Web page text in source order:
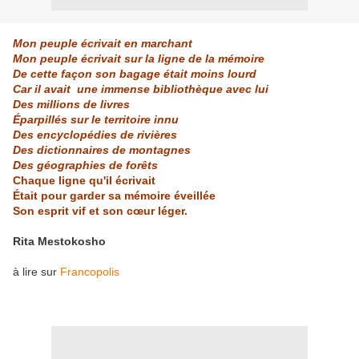
Mon peuple écrivait en marchant
Mon peuple écrivait sur la ligne de la mémoire
De cette façon son bagage était moins lourd
Car il avait une immense bibliothèque avec lui
Des millions de livres
Éparpillés sur le territoire innu
Des encyclopédies de rivières
Des dictionnaires de montagnes
Des géographies de forêts
Chaque ligne qu'il écrivait
Était pour garder sa mémoire éveillée
Son esprit vif et son cœur léger.
Rita Mestokosho
à lire sur Francopolis